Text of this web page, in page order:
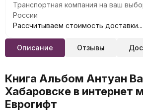
Транспортная компания на ваш
России
Рассчитываем стоимость доставки...
Описание Отзывы
Книга Альбом Антуан
Хабаровске в интернет
Еврогифт